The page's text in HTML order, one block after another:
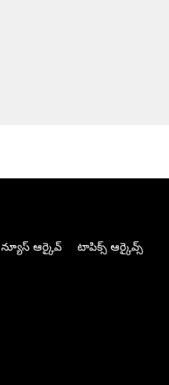
న్యూస్ ఆర్కైవ్ టాపిక్స్ ఆర్కైవ్స్